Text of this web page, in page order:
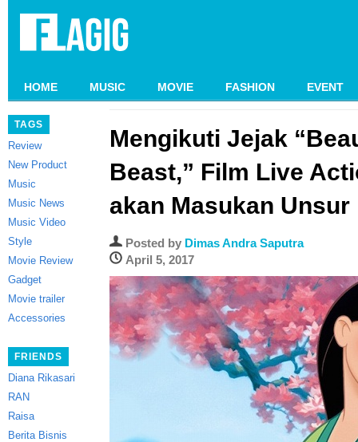
HOME MUSIC MOVIE FASHION EVENT
TAGS
Review
New Product
Music
Music News
Music Video
Style
Movie Review
Gadget
Movie trailer
Accessories
FRIENDS
Diana Rikasari
RAN
Raisa
Berita Bisnis
Mengikuti Jejak
Beast,” Film Live
akan Masukan Unsur
Posted by Dimas Andra Saputra
April 5, 2017